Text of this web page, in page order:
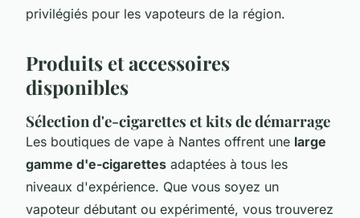
privilégiés pour les vapoteurs de la région.
Produits et accessoires
disponibles
Sélection d'e-cigarettes et kits de démarrage
Les boutiques de vape à Nantes offrent une large
gamme d'e-cigarettes adaptées à tous les
niveaux d'expérience. Que vous soyez un
vapoteur débutant ou expérimenté, vous trouverez